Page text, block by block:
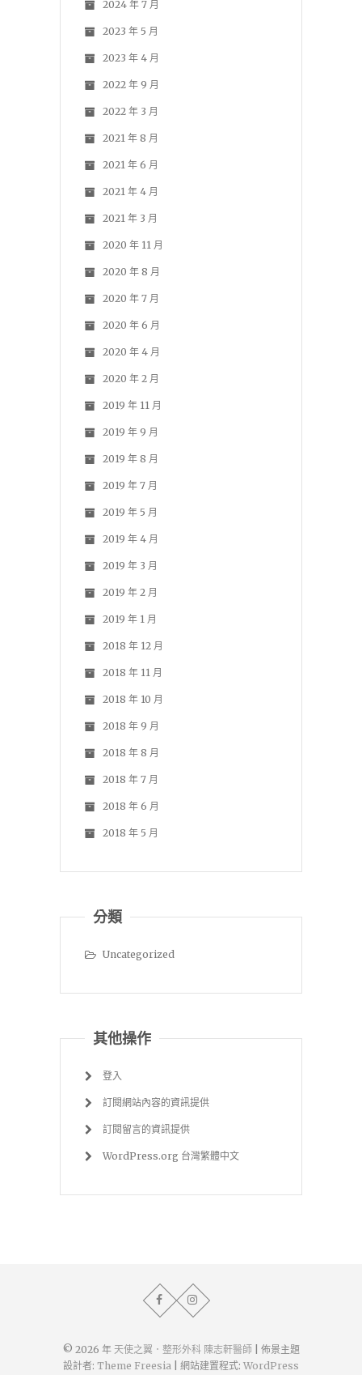
2024 年 7 月
2023 年 5 月
2023 年 4 月
2022 年 9 月
2022 年 3 月
2021 年 8 月
2021 年 6 月
2021 年 4 月
2021 年 3 月
2020 年 11 月
2020 年 8 月
2020 年 7 月
2020 年 6 月
2020 年 4 月
2020 年 2 月
2019 年 11 月
2019 年 9 月
2019 年 8 月
2019 年 7 月
2019 年 5 月
2019 年 4 月
2019 年 3 月
2019 年 2 月
2019 年 1 月
2018 年 12 月
2018 年 11 月
2018 年 10 月
2018 年 9 月
2018 年 8 月
2018 年 7 月
2018 年 6 月
2018 年 5 月
分類
Uncategorized
其他操作
登入
訂閱網站內容的資訊提供
訂閱留言的資訊提供
WordPress.org 台灣繁體中文
© 2026 年 天使之翼．整形外科 陳志軒醫師 | 佈景主題
設計者: Theme Freesia | 網站建置程式: WordPress